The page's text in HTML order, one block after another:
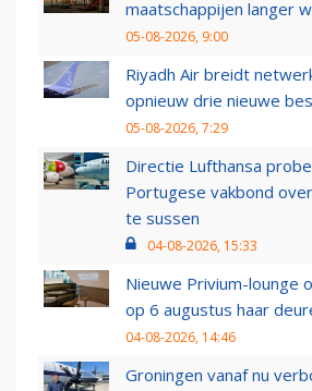
maatschappijen langer
05-08-2026, 9:00
Riyadh Air breidt
opnieuw drie nieuwe
05-08-2026, 7:29
Directie Lufthansa
Portugese vakbond
te sussen
04-08-2026, 15:33
Nieuwe Privium-lounge
op 6 augustus haar
04-08-2026, 14:46
Groningen vanaf nu